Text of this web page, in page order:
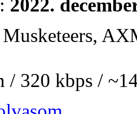
2022.
/ 320 kbps /